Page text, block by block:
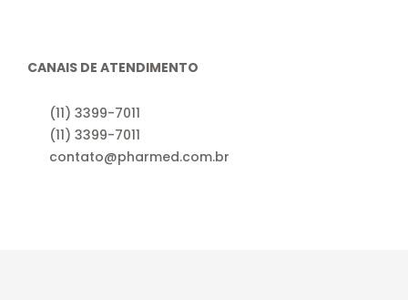
CANAIS DE ATENDIMENTO
(11) 3399-7011
(11) 3399-7011
contato@pharmed.com.br